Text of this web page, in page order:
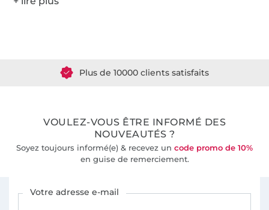
Plus de 10000 clients satisfaits
VOULEZ-VOUS ÊTRE INFORMÉ DES
NOUVEAUTÉS ?
Soyez toujours informé(e) & recevez un code promo de 10%
en guise de remerciement.
Votre adresse e-mail